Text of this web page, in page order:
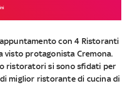
con 4 Ristoranti
visto protagonista Cremona.
ristoratori si sono sfidati per
miglior ristorante di cucina di